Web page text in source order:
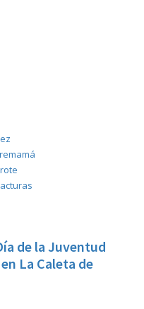
de la Juventud
La Caleta de